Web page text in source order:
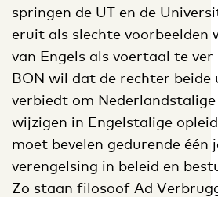
springen de UT en de
eruit als slechte voorbeelden
van Engels als voertaal te
BON wil dat de rechter beide
verbiedt om
wijzigen in Engelstalige
moet bevelen gedurende één
verengelsing in beleid en
Zo staan filosoof Ad